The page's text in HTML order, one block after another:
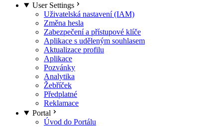
User Settings
Uživatelská nastavení (IAM)
Změna hesla
Zabezpečení a přístupové klíče
Aplikace s uděleným souhlasem
Aktualizace profilu
Aplikace
Pozvánky
Analytika
Žebříček
Předplatné
Reklamace
Portal
Úvod do Portálu